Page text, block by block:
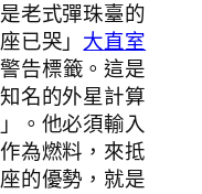
老式彈珠臺的
已哭」 大直室
告標籤。這是
名的外星計算
。他必須輸入
為燃料，來抵
的優勢，就是